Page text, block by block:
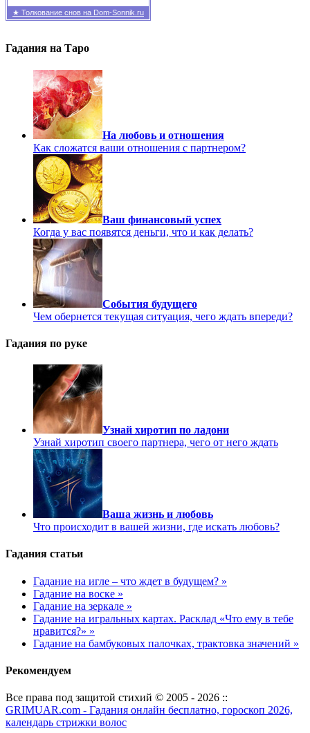
★ Толкование снов на Dom-Sonnik.ru
Гадания на Таро
На любовь и отношения
Как сложатся ваши отношения с партнером?
Ваш финансовый успех
Когда у вас появятся деньги, что и как делать?
События будущего
Чем обернется текущая ситуация, чего ждать впереди?
Гадания по руке
Узнай хиротип по ладони
Узнай хиротип своего партнера, чего от него ждать
Ваша жизнь и любовь
Что происходит в вашей жизни, где искать любовь?
Гадания статьи
Гадание на игле – что ждет в будущем? »
Гадание на воске »
Гадание на зеркале »
Гадание на игральных картах. Расклад «Что ему в тебе
нравится?» »
Гадание на бамбуковых палочках, трактовка значений »
Рекомендуем
Все права под защитой стихий © 2005 - 2026 ::
GRIMUAR.com - Гадания онлайн бесплатно, гороскоп 2026,
календарь стрижки волос